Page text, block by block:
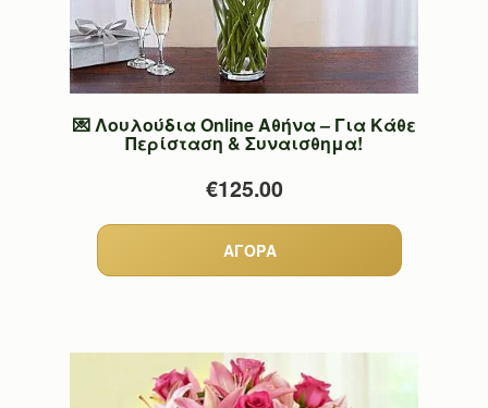
💌 Λουλούδια Online Αθήνα – Για Κάθε
Περίσταση & Συναισθημα!
€125.00